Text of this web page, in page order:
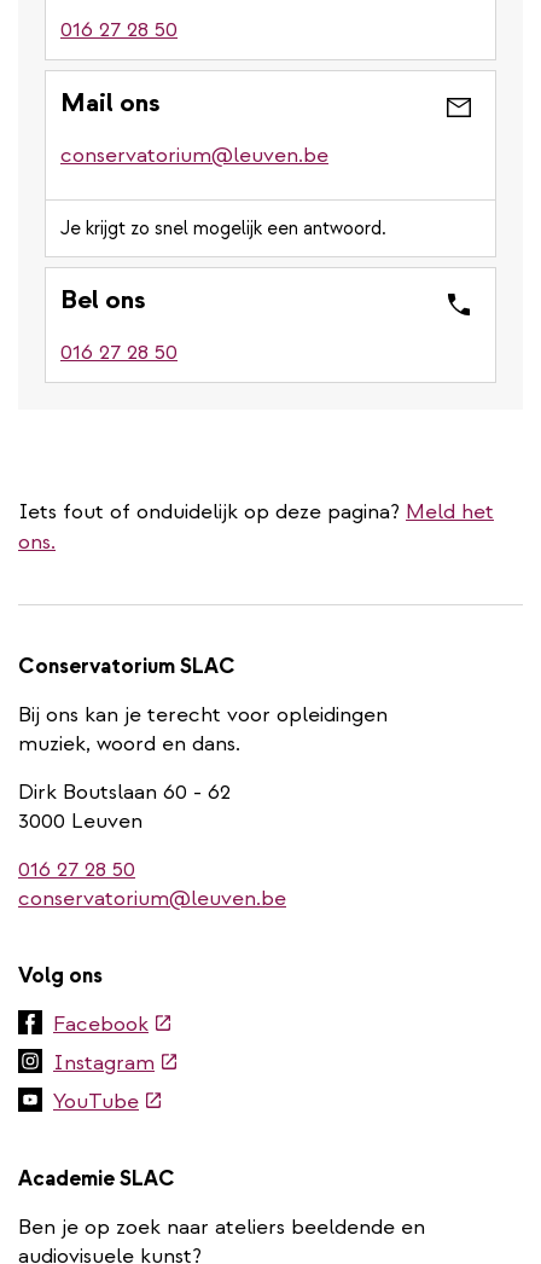
016 27 28 50
Mail ons
conservatorium@leuven.be
Je krijgt zo snel mogelijk een antwoord.
Bel ons
016 27 28 50
Iets fout of onduidelijk op deze pagina? Meld het
ons.
Conservatorium SLAC
Bij ons kan je terecht voor opleidingen
muziek, woord en dans.
Dirk Boutslaan 60 - 62
3000 Leuven
016 27 28 50
conservatorium@leuven.be
Volg ons
Facebook(externe
link)
Instagram (externe
link)
YouTube(externe
Academie SLAC
Ben je op zoek naar ateliers beeldende en
audiovisuele kunst?